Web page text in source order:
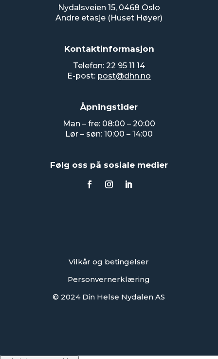
Nydalsveien 15, 0468 Oslo
Andre etasje (Huset Høyer)
Kontaktinformasjon
Telefon: 22 95 11 14
E-post: post@dhn.no
Åpningstider
Man – fre: 08:00 – 20:00
Lør – søn: 10:00 – 14:00
Følg oss på sosiale medier
Vilkår og betingelser
Personvernerklæring
© 2024 Din Helse Nydalen AS